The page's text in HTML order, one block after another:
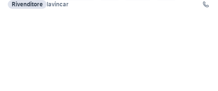
Rivenditore lavincar